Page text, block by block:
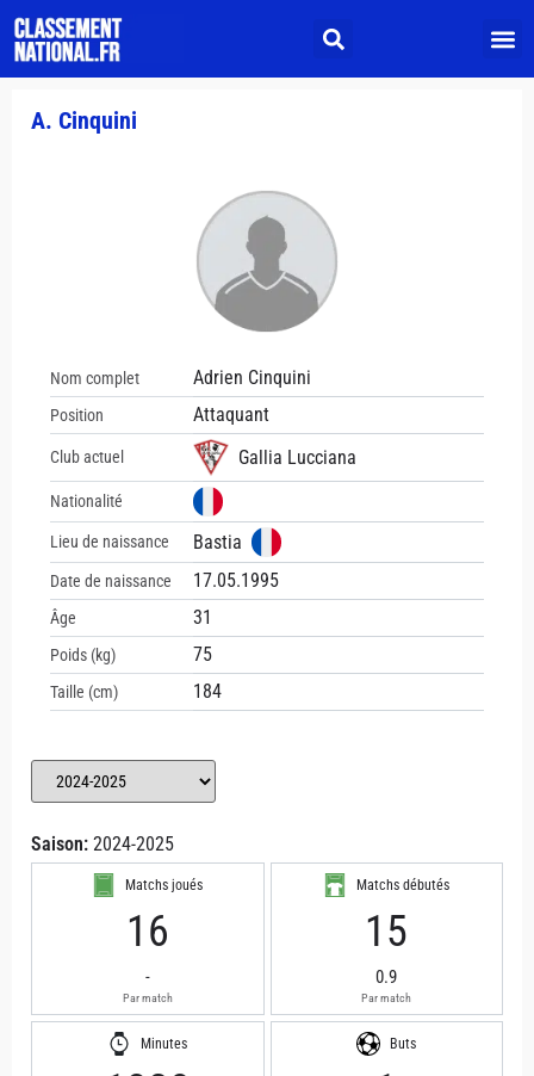
A. Cinquini
Nom complet Adrien Cinquini
Position Attaquant
Club actuel Gallia Lucciana
Nationalité
Lieu de naissance Bastia
Date de naissance 17.05.1995
Âge 31
Poids (kg) 75
Taille (cm) 184
Saison: 2024-2025
Matchs joués
16
-
Par match
Matchs débutés
15
0.9
Par match
Minutes Buts